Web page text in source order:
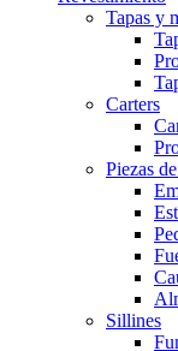
Tapas y
Carters
Piezas
Sillines